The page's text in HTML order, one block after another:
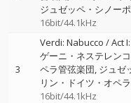
ジュゼッペ・シノー
16bit/44.1kHz
3
Verdi: Nabucco / Act
ゲーニ・ネステレンコ
ペラ管弦楽団 ジュゼ
リン・ドイツ・オペ
16bit/44.1kHz